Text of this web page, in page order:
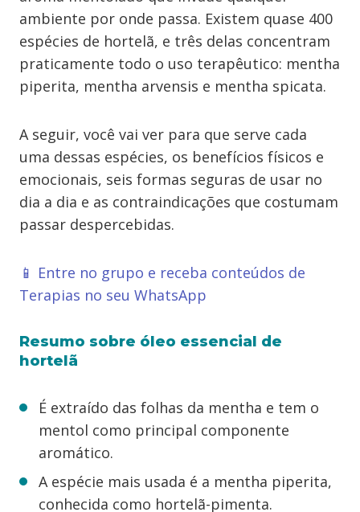
ambiente por onde passa. Existem quase 400
espécies de hortelã, e três delas concentram
praticamente todo o uso terapêutico: mentha
piperita, mentha arvensis e mentha spicata.
A seguir, você vai ver para que serve cada
uma dessas espécies, os benefícios físicos e
emocionais, seis formas seguras de usar no
dia a dia e as contraindicações que costumam
passar despercebidas.
📱 Entre no grupo e receba conteúdos de
Terapias no seu WhatsApp
Resumo sobre óleo essencial de
hortelã
É extraído das folhas da mentha e tem o
mentol como principal componente
aromático.
A espécie mais usada é a mentha piperita,
conhecida como hortelã-pimenta.